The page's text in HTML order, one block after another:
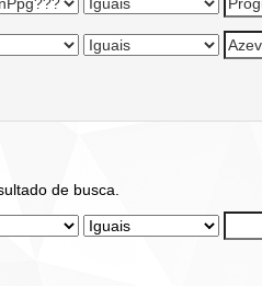
de busca.